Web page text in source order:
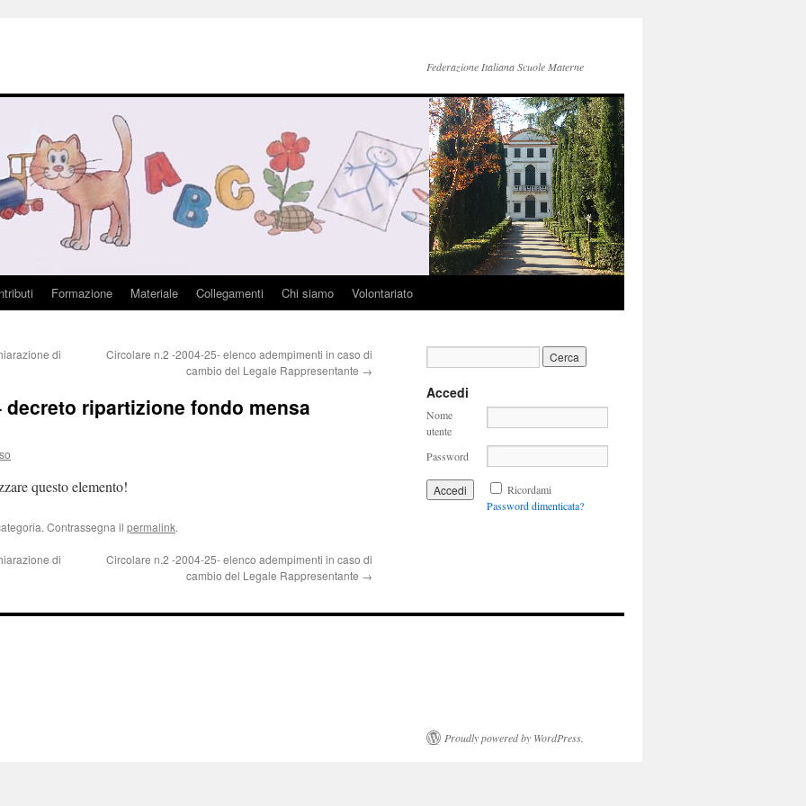
Federazione Italiana Scuole Materne
Formazione Materiale Collegamenti Chi siamo Volontariato
di
Circolare n.2 -2004-25- elenco adempimenti in caso di
cambio del Legale Rappresentante →
decreto ripartizione fondo mensa
questo elemento!
Contrassegna il permalink.
di
Circolare n.2 -2004-25- elenco adempimenti in caso di
cambio del Legale Rappresentante →
Accedi
Nome
utente
Password
Ricordami
Password dimenticata?
Proudly powered by WordPress.